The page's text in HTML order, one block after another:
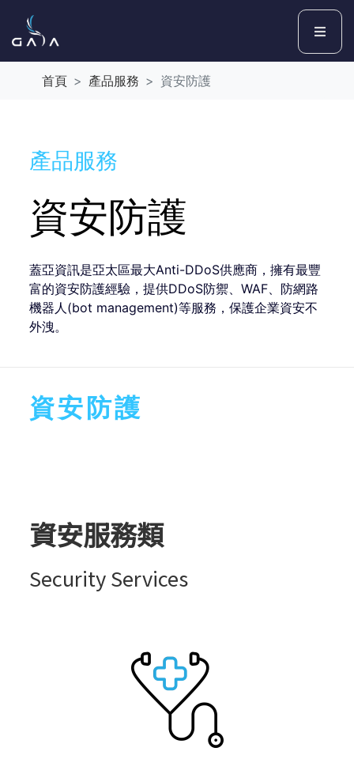
首頁 產品服務 資安防護
產品服務
資安防護
蓋亞資訊是亞太區最大Anti-DDoS供應商，擁有最豐
富的資安防護經驗，提供DDoS防禦、WAF、防網路
機器人(bot management)等服務，保護企業資安不
外洩。
資安防護
資安服務類
Security Services